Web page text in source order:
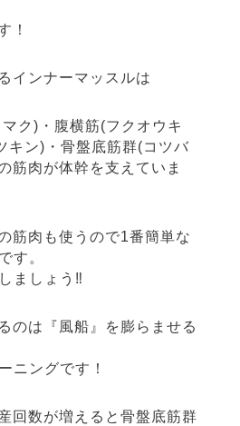
！
インナーマッスルは
ク)・腹横筋(フクオウキ
キン)・骨盤底筋群(コツバ
筋肉が体幹を支えていま
筋肉も使うので1番簡単な
す。
ましょう‼︎
のは『風船』を膨らませる
ニングです！
回数が増えると骨盤底筋群